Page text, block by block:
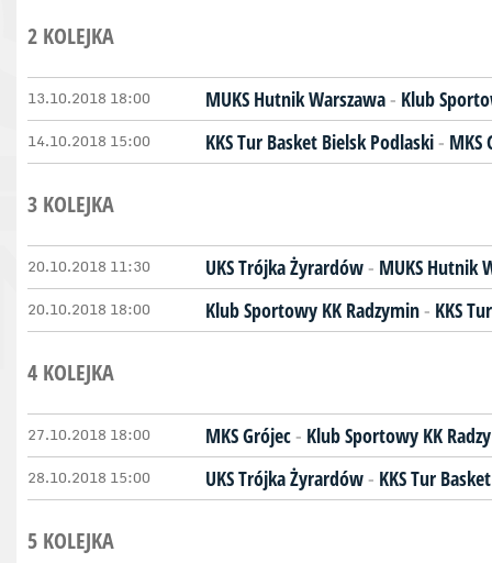
2 KOLEJKA
13.10.2018 18:00 MUKS Hutnik Warszawa- Klub
14.10.2018 15:00 KKS Tur Basket Bielsk Podlaski- MKS
3 KOLEJKA
20.10.2018 11:30 UKS Trójka Żyrardów- MUKS Hutnik
20.10.2018 18:00 Klub Sportowy KK Radzymin- KKS
4 KOLEJKA
27.10.2018 18:00 MKS Grójec- Klub Sportowy KK
28.10.2018 15:00 UKS Trójka Żyrardów- KKS Tur
5 KOLEJKA